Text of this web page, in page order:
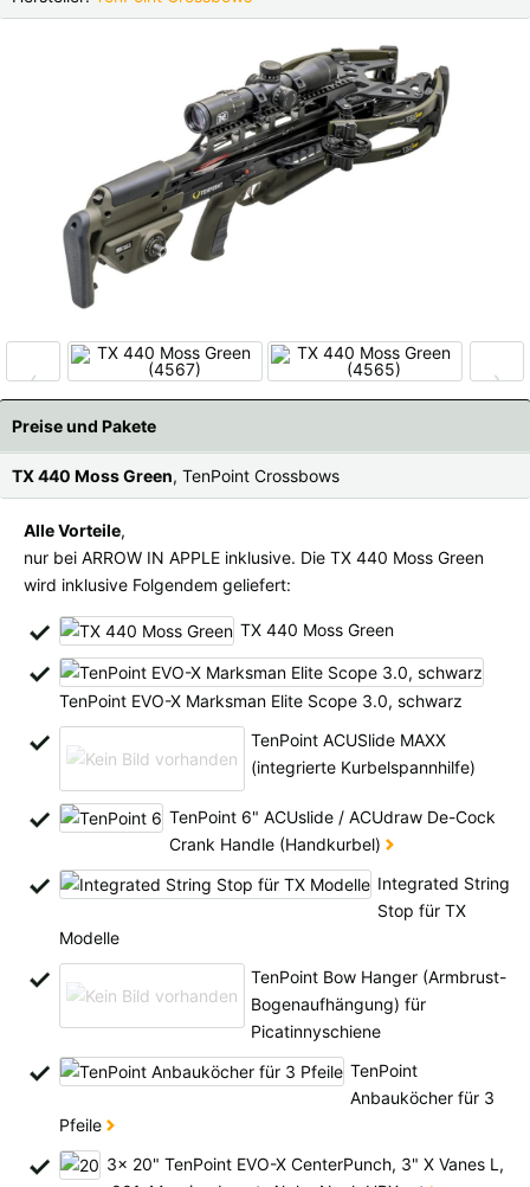
‹ ›
Preise und Pakete
TX 440 Moss Green, TenPoint Crossbows
Alle Vorteile,
nur bei ARROW IN APPLE inklusive. Die TX 440 Moss Green
wird inklusive Folgendem geliefert:
TX 440 Moss Green
TenPoint EVO-X Marksman Elite Scope 3.0, schwarz
TenPoint ACUSlide MAXX
(integrierte Kurbelspannhilfe)
TenPoint 6" ACUslide / ACUdraw De-Cock
Crank Handle (Handkurbel)
Integrated String
Stop für TX
Modelle
TenPoint Bow Hanger (Armbrust-
Bogenaufhängung) für
Picatinnyschiene
TenPoint
Anbauköcher für 3
Pfeile
3x 20" TenPoint EVO-X CenterPunch, 3" X Vanes L,
Finnland |€ Frankreich |€
Kroatien |kn
Litauen |€
Niederlande |€ Österreich |
Portugal |€
Schweiz |
Slowenien |€ Spanien |€
Tschechien |Kč Ungarn |Ft
weitere Länder, siehe unten
Sollte Ihr Land nicht verfübar sein, keine Sorge - wählen Sie einfach
"Deutschland" aus. Und erfragen die Versandkosten bei der
Bestellung.